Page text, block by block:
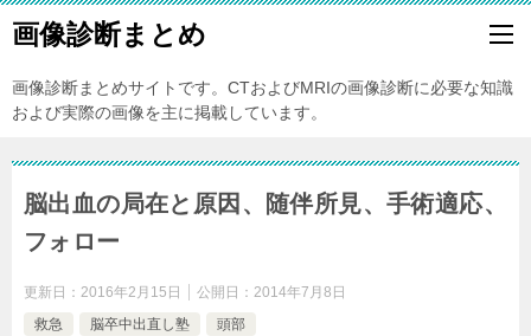
画像診断まとめ
画像診断まとめサイトです。CTおよびMRIの画像診断に必要な知識
および実際の画像を主に掲載しています。
脳出血の局在と原因、随伴所見、手術適応、
フォロー
更新日： 2016年2月15日 公開日： 2014年7月8日
救急
脳卒中出直し塾 頭部